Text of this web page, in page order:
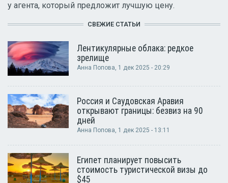
у агента, который предложит лучшую цену.
СВЕЖИЕ СТАТЬИ
Лентикулярные облака: редкое
зрелище
Анна Попова, 1 дек 2025 - 20:29
Россия и Саудовская Аравия
открывают границы: безвиз на 90
дней
Анна Попова, 1 дек 2025 - 13:11
Египет планирует повысить
стоимость туристической визы до
$45